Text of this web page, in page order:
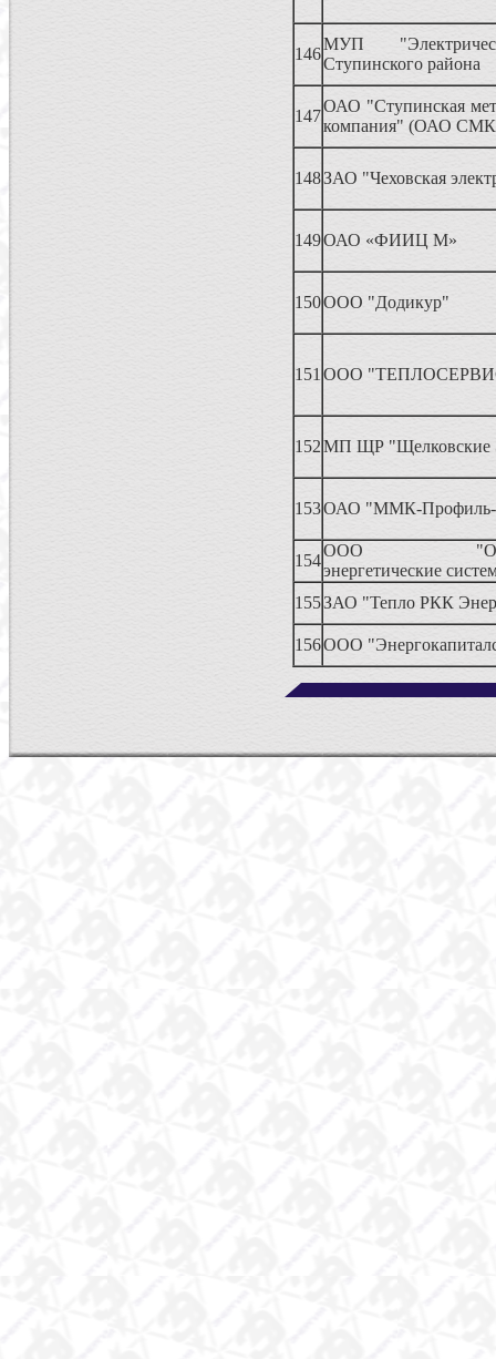
146
МУП
Ступинского района
147
ОАО "Ступинская
компания" (ОАО
148ЗАО "Чеховская
149ОАО «ФИИЦ М»
150ООО "Додикур"
151 ООО
152МП ЩР "Щелковские
153ОАО "ММК-Профиль-
154
ООО
энергетические
155ЗАО "Тепло РКК
156ООО